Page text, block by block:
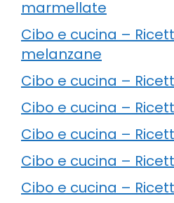
marmellate
Cibo e cucina –
melanzane
Cibo e cucina –
Cibo e cucina –
Cibo e cucina –
Cibo e cucina –
Cibo e cucina –